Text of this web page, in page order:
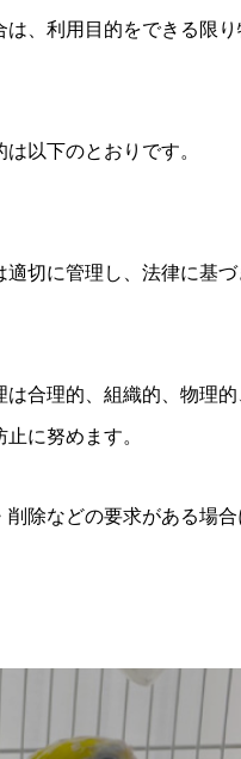
、利用目的をできる限
以下のとおりです。
切に管理し、法律に基
合理的、組織的、物理
に努めます。
除などの要求がある場